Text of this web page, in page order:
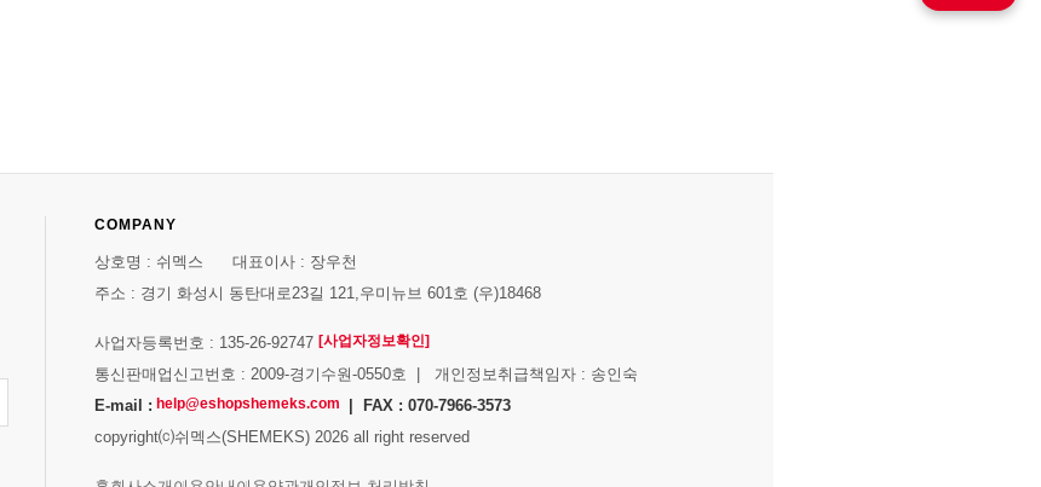
COMPANY
상호명 : 쉬멕스 대표이사 : 장우천
주소 : 경기 화성시 동탄대로23길 121,우미뉴브 601호 (우)18468
사업자등록번호 : 135-26-92747 [사업자정보확인]
통신판매업신고번호 : 2009-경기수원-0550호 | 개인정보취급책임자 : 송인숙
E-mail : help@eshopshemeks.com
| FAX : 070-7966-3573
copyright⒞쉬멕스(SHEMEKS) 2026 all right reserved